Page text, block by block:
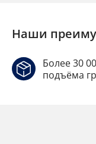
Наши
Более 30
подъёма